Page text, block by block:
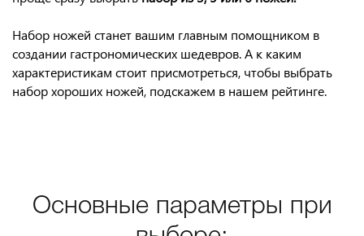
Набор ножей станет вашим главным помощником в
создании гастрономических шедевров. А к каким
характеристикам стоит присмотреться, чтобы выбрать
набор хороших ножей, подскажем в нашем рейтинге.
Основные параметры при